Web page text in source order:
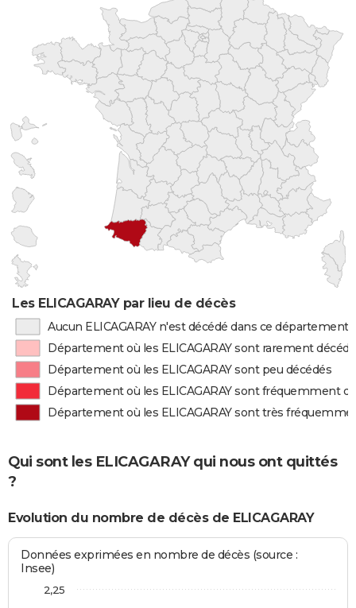
Les ELICAGARAY par lieu de décès
Aucun ELICAGARAY n'est décédé dans ce département
Département où les ELICAGARAY sont rarement
Département où les ELICAGARAY sont peu décédés
Département où les ELICAGARAY sont fréquemment
Département où les ELICAGARAY sont très
Qui sont les ELICAGARAY qui nous ont quittés
?
Evolution du nombre de décès de ELICAGARAY
Données exprimées en nombre de décès (source :
Insee)
2,25